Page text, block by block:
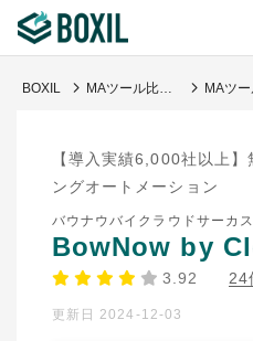
診断から探す(β版)
記事から探す
BOXIL MAツール比較｜タイプ別おすすめサービス・料金と失敗しない選び方
【導入実績6,000社以上
ングオートメーション
バウナウバイクラウドサーカス
BowNow by
3.92 24
更新日 2024-12-03